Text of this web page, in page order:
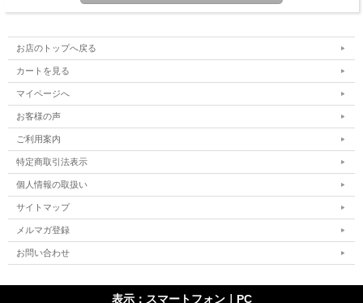
お店のトップへ戻る
カートを見る
マイページへ
お客様の声
ご利用案内
特定商取引法表示
個人情報の取扱い
サイトマップ
メルマガ登録
お問い合わせ
表示：スマートフォン｜ PC